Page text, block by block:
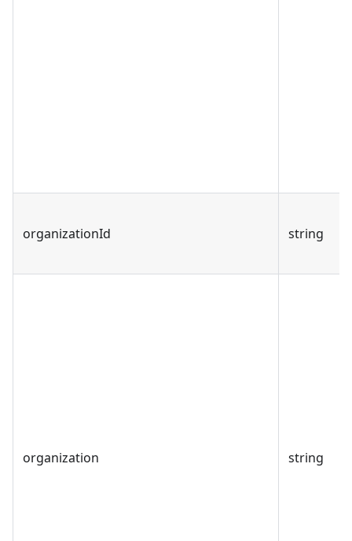
organizationId string
organization string